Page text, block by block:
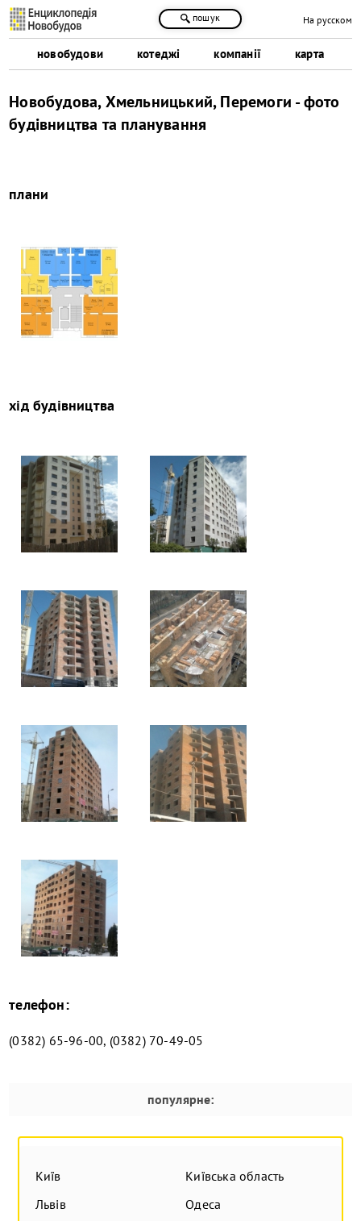
новобудови котеджі компанії карта
пошук На русском
Новобудова, Хмельницький, Перемоги - фото
будівництва та планування
плани
хід будівництва
телефон:
(0382) 65-96-00, (0382) 70-49-05
популярне:
Київ
Київська область
Львів
Одеса